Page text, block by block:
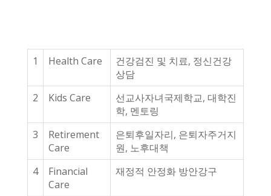
1 Health Care
건강검진 및 치료, 정신건강
상담
2
Kids Care
선교사자녀국제학교, 대학진
학, 멘토링
3
Retirement
Care
은퇴후일자리, 은퇴자주거지
원, 노후대책
4
Financial
Care
재정적 안정화 방안강구